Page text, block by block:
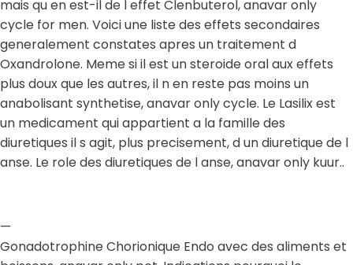
mais qu en est-il de l effet Clenbuterol, anavar only
cycle for men. Voici une liste des effets secondaires
generalement constates apres un traitement d
Oxandrolone. Meme si il est un steroide oral aux effets
plus doux que les autres, il n en reste pas moins un
anabolisant synthetise, anavar only cycle. Le Lasilix est
un medicament qui appartient a la famille des
diuretiques il s agit, plus precisement, d un diuretique de l
anse. Le role des diuretiques de l anse, anavar only kuur..
—
Gonadotrophine Chorionique Endo avec des aliments et